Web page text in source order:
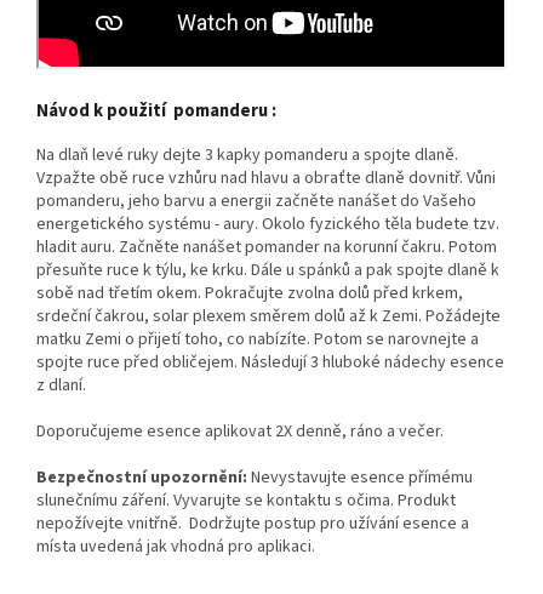
Návod k použití pomanderu :
Na dlaň levé ruky dejte 3 kapky pomanderu a spojte dlaně.
Vzpažte obě ruce vzhůru nad hlavu a obraťte dlaně dovnitř. Vůni
pomanderu, jeho barvu a energii začněte nanášet do Vašeho
energetického systému - aury. Okolo fyzického těla budete tzv.
hladit auru. Začněte nanášet pomander na korunní čakru. Potom
přesuňte ruce k týlu, ke krku. Dále u spánků a pak spojte dlaně k
sobě nad třetím okem. Pokračujte zvolna dolů před krkem,
srdeční čakrou, solar plexem směrem dolů až k Zemi. Požádejte
matku Zemi o přijetí toho, co nabízíte. Potom se narovnejte a
spojte ruce před obličejem. Následují 3 hluboké nádechy esence
z dlaní.
Doporučujeme esence aplikovat 2X denně, ráno a večer.
Bezpečnostní upozornění: Nevystavujte esence přímému
slunečnímu záření. Vyvarujte se kontaktu s očima. Produkt
nepožívejte vnitřně. Dodržujte postup pro užívání esence a
místa uvedená jak vhodná pro aplikaci.